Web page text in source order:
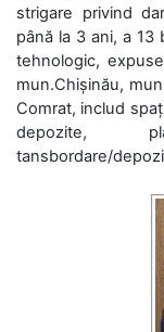
strigare privind
până la 3 ani, a
tehnologic,
mun.Chișinău,
Comrat, includ
depozite,
tansbordare/